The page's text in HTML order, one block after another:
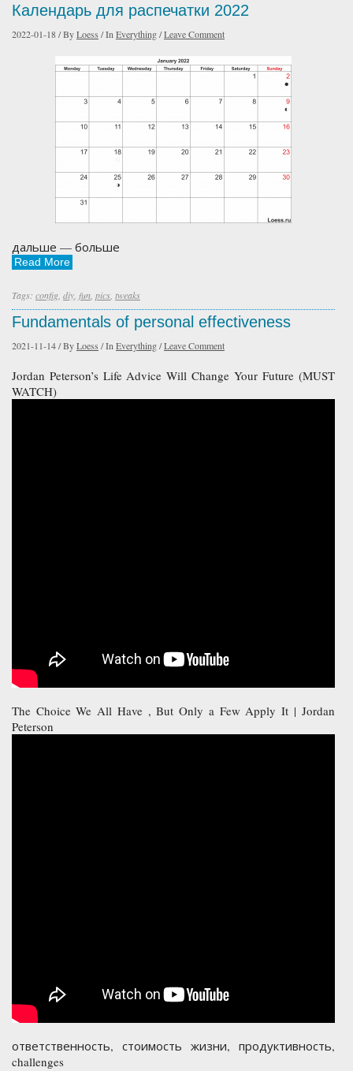
Календарь для распечатки 2022
2022-01-18/ByLoess /In Everything/Leave Comment
дальше — больше
Read More
Tags: config, diy, fun, pics, tweaks
Fundamentals of personal effectiveness
2021-11-14/ByLoess /InEverything/Leave Comment
Jordan Peterson’s Life Advice Will Change Your Future (MUST
WATCH)
The Choice We All Have , But Only a Few Apply It | Jordan
Peterson
ответственность, стоимость жизни, продуктивность,
challenges